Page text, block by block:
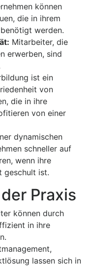
können
die in ihrem
werden.
Mitarbeiter, die
erwerben, sind
ist ein
von
die in ihre
von einer
dynamischen
schneller auf
wenn ihre
geschult ist.
Praxis
können durch
in ihre
lassen sich in